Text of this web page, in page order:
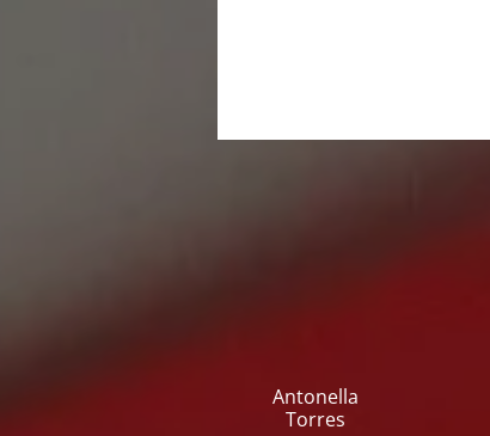
Antonella
Torres